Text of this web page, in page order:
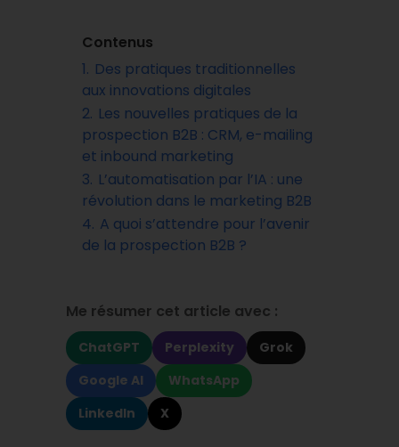
Contenus
1. Des pratiques traditionnelles
aux innovations digitales
2. Les nouvelles pratiques de la
prospection B2B : CRM, e-mailing
et inbound marketing
3. L’automatisation par l’IA : une
révolution dans le marketing B2B
4. A quoi s’attendre pour l’avenir
de la prospection B2B ?
Me résumer cet article avec :
ChatGPT Perplexity
Grok
Google AI
WhatsApp
LinkedIn
X